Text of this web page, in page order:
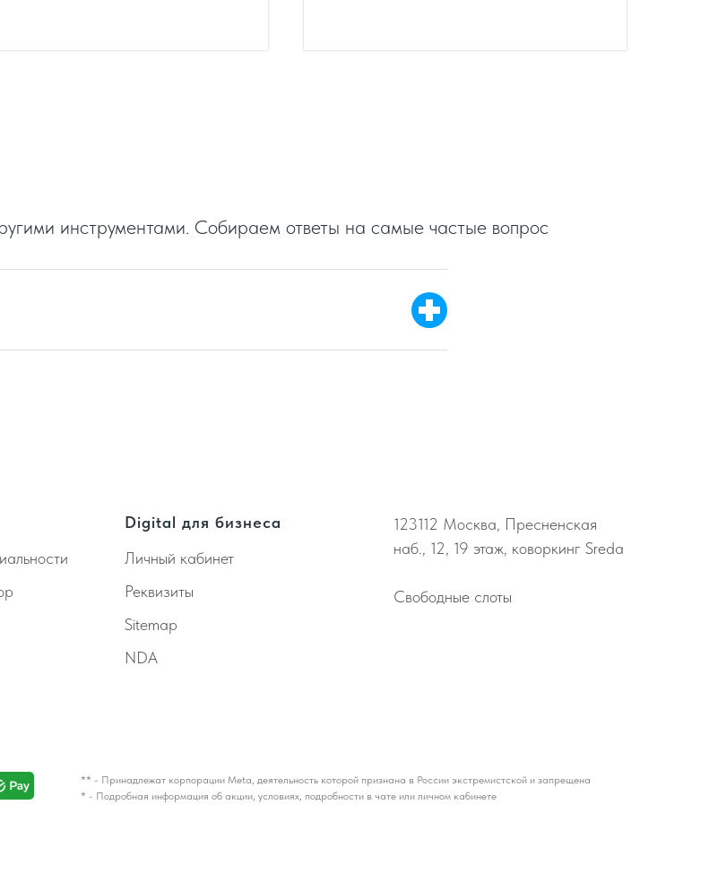
инструментами. Собираем ответы на самые частые вопрос
Digital для бизнеса
Личный кабинет
Реквизиты
Sitemap
NDA
123112 Москва, Пресненская
наб., 12, 19 этаж, коворкинг Sreda
Свободные слоты
** - Принадлежат корпорации Meta, деятельность которой признана в России экстремистской и запрещена
* - Подробная информация об акции, условиях, подробности в чате или личном кабинете